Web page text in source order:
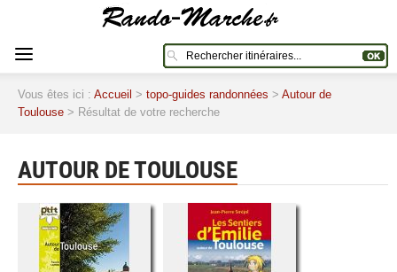
Vous êtes ici : Accueil > topo-guides randonnées > Autour de
Toulouse > Résultat de votre recherche
AUTOUR DE TOULOUSE